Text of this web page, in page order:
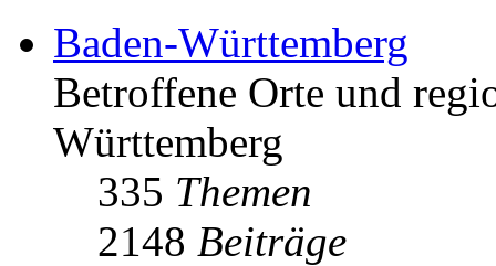
Baden-Württemberg
Betroffene Orte und
Württemberg
335 Themen
2148 Beiträge